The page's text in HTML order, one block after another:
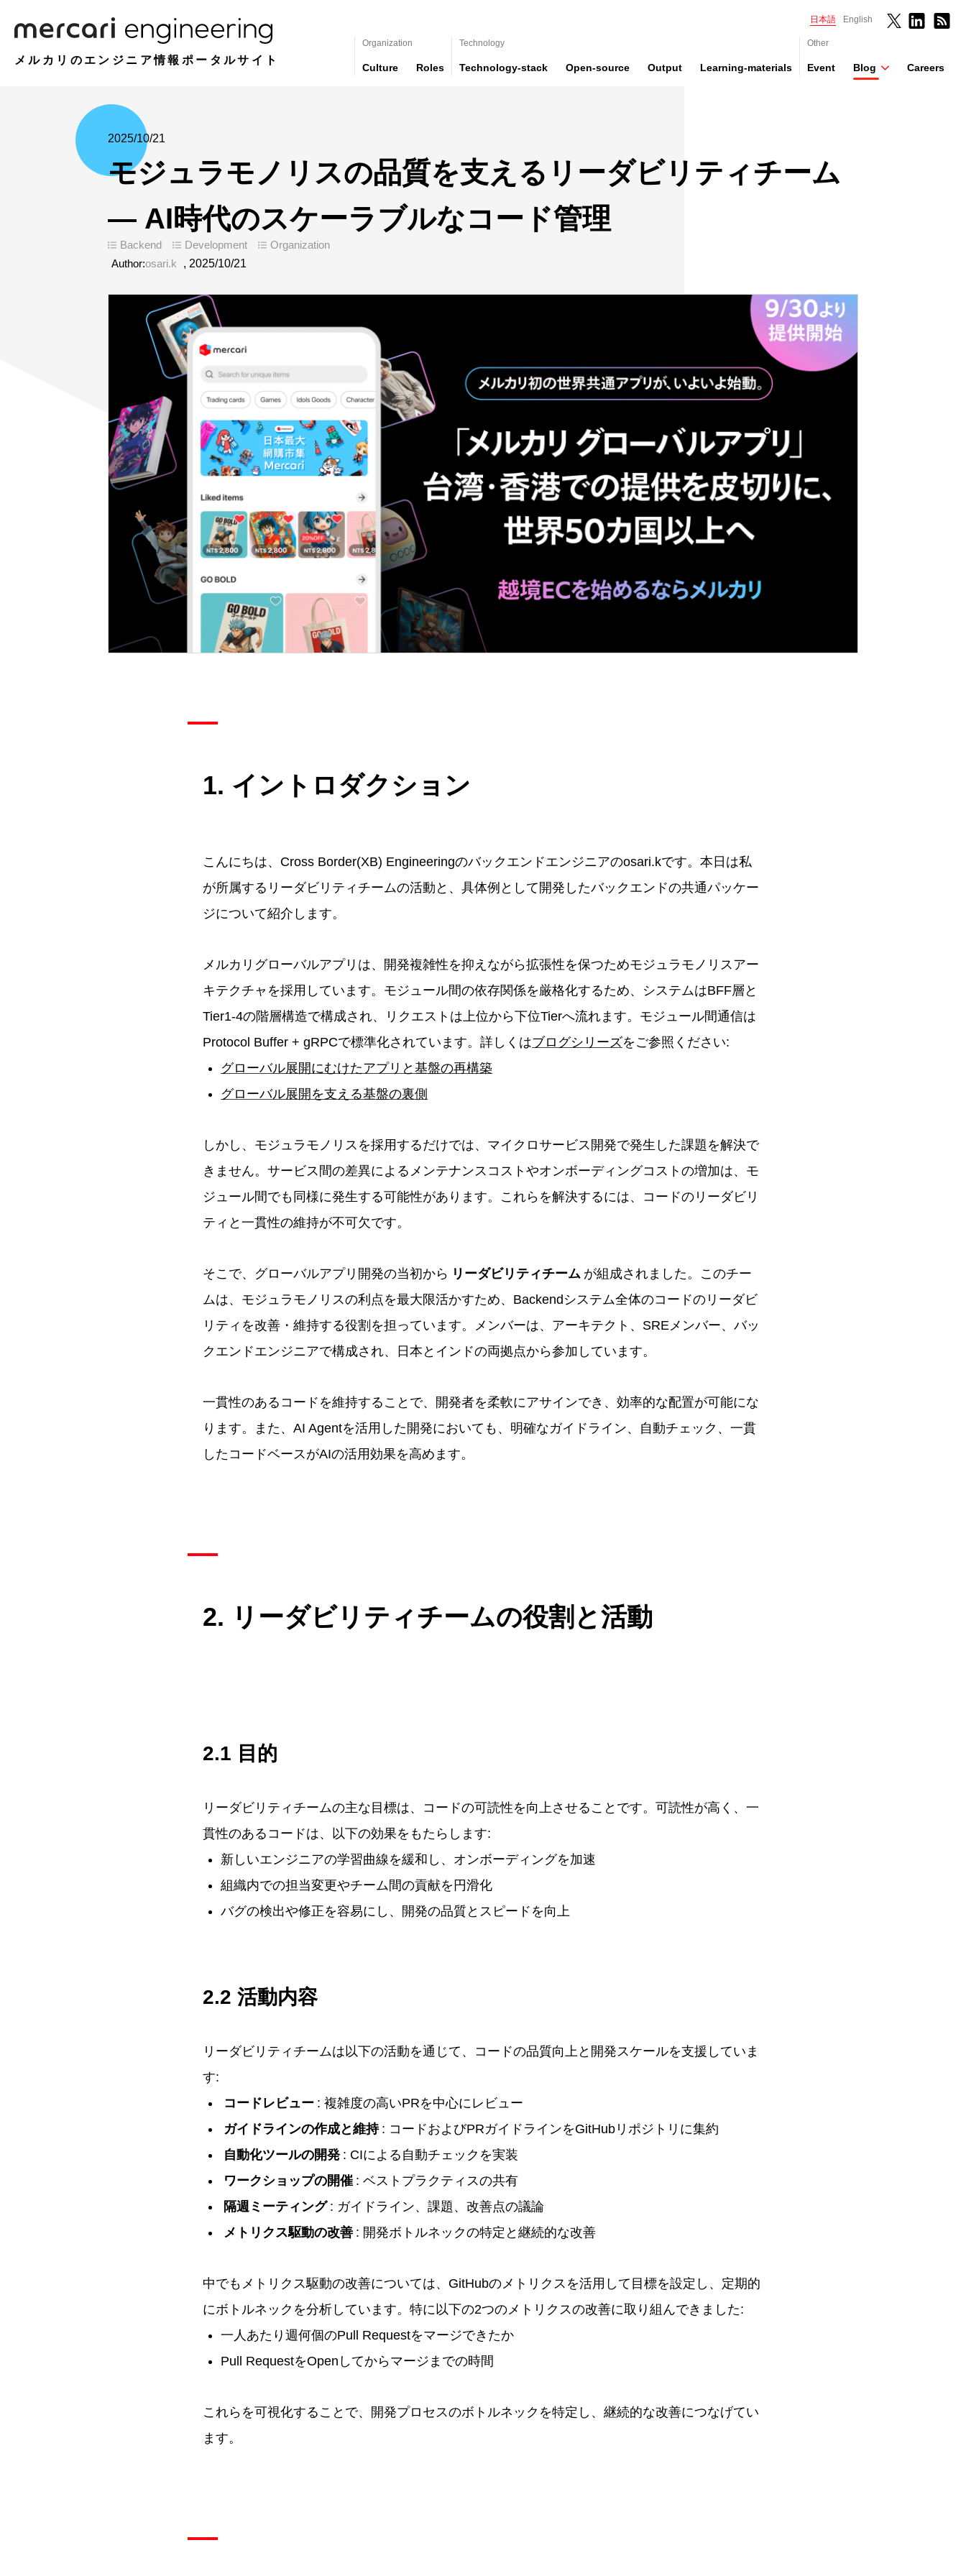
メルカリのエンジニア情報ポータルサイト
日本語 English
Organization
Culture Roles
Technology
Technology-stack Open-source Output Learning-materials
Other
Event Blog Careers
2025/10/21
モジュラモノリスの品質を支えるリーダビリティチーム
― AI時代のスケーラブルなコード管理
Backend Development
Organization
Author:osari.k , 2025/10/21
1. イントロダクション
こんにちは、Cross Border(XB) Engineeringのバックエンドエンジニアのosari.kです。本日は私
が所属するリーダビリティチームの活動と、具体例として開発したバックエンドの共通パッケー
ジについて紹介します。
メルカリグローバルアプリは、開発複雑性を抑えながら拡張性を保つためモジュラモノリスアー
キテクチャを採用しています。モジュール間の依存関係を厳格化するため、システムはBFF層と
Tier1-4の階層構造で構成され、リクエストは上位から下位Tierへ流れます。モジュール間通信は
Protocol Buffer + gRPCで標準化されています。詳しくはブログシリーズをご参照ください:
グローバル展開にむけたアプリと基盤の再構築
グローバル展開を支える基盤の裏側
しかし、モジュラモノリスを採用するだけでは、マイクロサービス開発で発生した課題を解決で
きません。サービス間の差異によるメンテナンスコストやオンボーディングコストの増加は、モ
ジュール間でも同様に発生する可能性があります。これらを解決するには、コードのリーダビリ
ティと一貫性の維持が不可欠です。
そこで、グローバルアプリ開発の当初から リーダビリティチーム が組成されました。このチー
ムは、モジュラモノリスの利点を最大限活かすため、Backendシステム全体のコードのリーダビ
リティを改善・維持する役割を担っています。メンバーは、アーキテクト、SREメンバー、バッ
クエンドエンジニアで構成され、日本とインドの両拠点から参加しています。
一貫性のあるコードを維持することで、開発者を柔軟にアサインでき、効率的な配置が可能にな
ります。また、AI Agentを活用した開発においても、明確なガイドライン、自動チェック、一貫
したコードベースがAIの活用効果を高めます。
2. リーダビリティチームの役割と活動
2.1 目的
リーダビリティチームの主な目標は、コードの可読性を向上させることです。可読性が高く、一
貫性のあるコードは、以下の効果をもたらします:
新しいエンジニアの学習曲線を緩和し、オンボーディングを加速
組織内での担当変更やチーム間の貢献を円滑化
バグの検出や修正を容易にし、開発の品質とスピードを向上
2.2 活動内容
リーダビリティチームは以下の活動を通じて、コードの品質向上と開発スケールを支援していま
す:
コードレビュー : 複雑度の高いPRを中心にレビュー
ガイドラインの作成と維持 : コードおよびPRガイドラインをGitHubリポジトリに集約
自動化ツールの開発 : CIによる自動チェックを実装
ワークショップの開催 : ベストプラクティスの共有
隔週ミーティング : ガイドライン、課題、改善点の議論
メトリクス駆動の改善 : 開発ボトルネックの特定と継続的な改善
中でもメトリクス駆動の改善については、GitHubのメトリクスを活用して目標を設定し、定期的
にボトルネックを分析しています。特に以下の2つのメトリクスの改善に取り組んできました:
一人あたり週何個のPull Requestをマージできたか
Pull RequestをOpenしてからマージまでの時間
これらを可視化することで、開発プロセスのボトルネックを特定し、継続的な改善につなげてい
ます。